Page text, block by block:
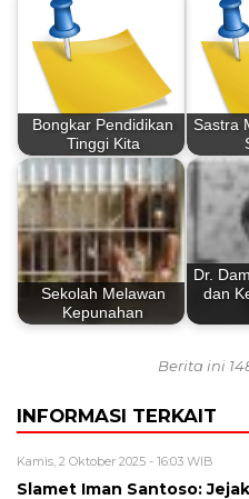
Bongkar Pendidikan
Tinggi Kita
Sastra
Sekolah Melawan
Kepunahan
Dr.
dan
Berita ini
INFORMASI TERKAIT
Kamis, 2 Oktober 2025 - 16:03 WIB
Slamet Iman Santoso: